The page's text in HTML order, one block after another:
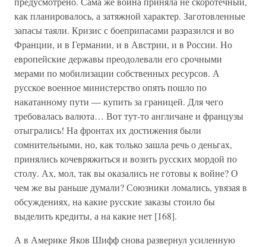
как планировалось, а затяжной характер. Заготовленные
запасы таяли. Кризис с боеприпасами разразился и во
Франции, и в Германии, и в Австрии, и в России. Но
европейские державы преодолевали его срочными
мерами по мобилизации собственных ресурсов. А
русское военное министерство опять пошло по
накатанному пути — купить за границей. Для чего
требовалась валюта… Вот тут-то англичане и французы
отыгрались! На фронтах их достижения были
сомнительными, но, как только зашла речь о деньгах,
принялись кочевряжиться и возить русских мордой по
столу. Ах, мол, так вы оказались не готовы к войне? О
чем же вы раньше думали? Союзники ломались, увязая в
обсуждениях, на какие русские заказы стоило бы
выделить кредиты, а на какие нет [168].
А в Америке Яков Шифф снова развернул усиленную